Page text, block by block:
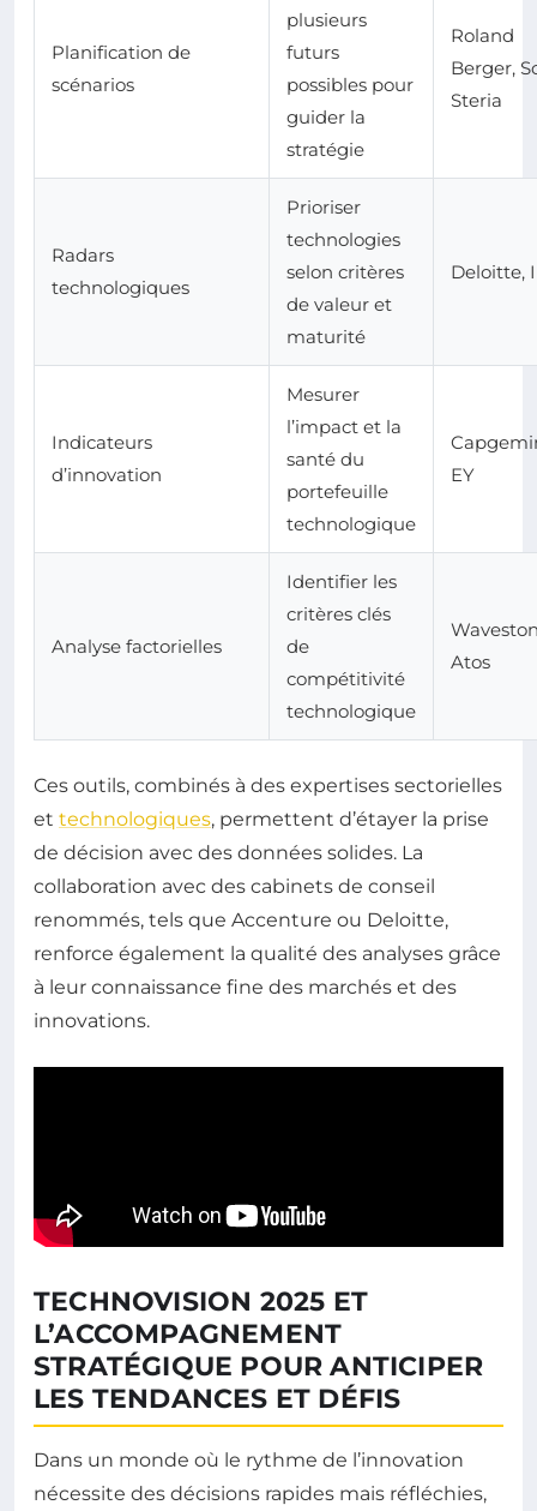
Planification de
scénarios
plusieurs
futurs
possibles pour
guider la
stratégie
Roland
Berger,
Steria
Radars
technologiques
Prioriser
technologies
selon critères
de valeur et
maturité
Deloitte,
Indicateurs
d’innovation
Mesurer
l’impact et la
santé du
portefeuille
technologique
EY
Analyse factorielles
Identifier les
critères clés
de
compétitivité
technologique
Atos
Ces outils, combinés à des expertises sectorielles
et technologiques, permettent d’étayer la prise
de décision avec des données solides. La
collaboration avec des cabinets de conseil
renommés, tels que Accenture ou Deloitte,
renforce également la qualité des analyses grâce
à leur connaissance fine des marchés et des
innovations.
TECHNOVISION 2025 ET
L’ACCOMPAGNEMENT
STRATÉGIQUE POUR ANTICIPER
LES TENDANCES ET DÉFIS
Dans un monde où le rythme de l’innovation
nécessite des décisions rapides mais réfléchies,